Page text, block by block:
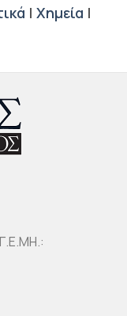
| Χημεία |